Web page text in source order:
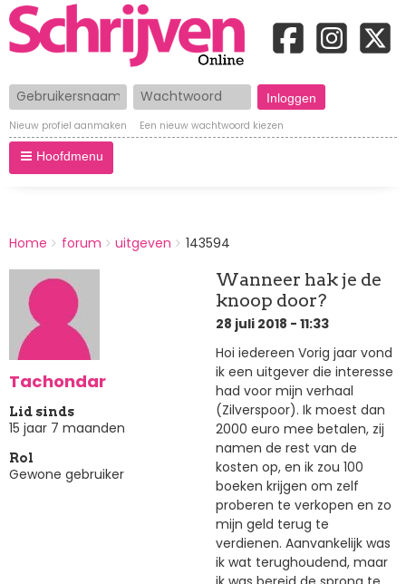
Gebruikersnaam Wachtwoord
Nieuw profiel aanmaken Een nieuw wachtwoord kiezen
Hoofdmenu
BREADCRUMBS
You
here:
Home forum uitgeven 143594
Tachondar
Lid sinds
15 jaar 7 maanden
Rol
Gewone gebruiker
Wanneer hak je de
knoop door?
28 juli 2018 - 11:33
Hoi iedereen Vorig jaar vond
ik een uitgever die interesse
had voor mijn verhaal
(Zilverspoor). Ik moest dan
2000 euro mee betalen, zij
namen de rest van de
kosten op, en ik zou 100
boeken krijgen om zelf
proberen te verkopen en zo
mijn geld terug te
verdienen. Aanvankelijk was
ik wat terughoudend, maar